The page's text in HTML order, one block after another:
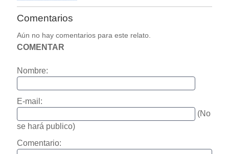
Comentarios
Aún no hay comentarios para este relato.
COMENTAR
Nombre:
E-mail:
(No
se hará publico)
Comentario: